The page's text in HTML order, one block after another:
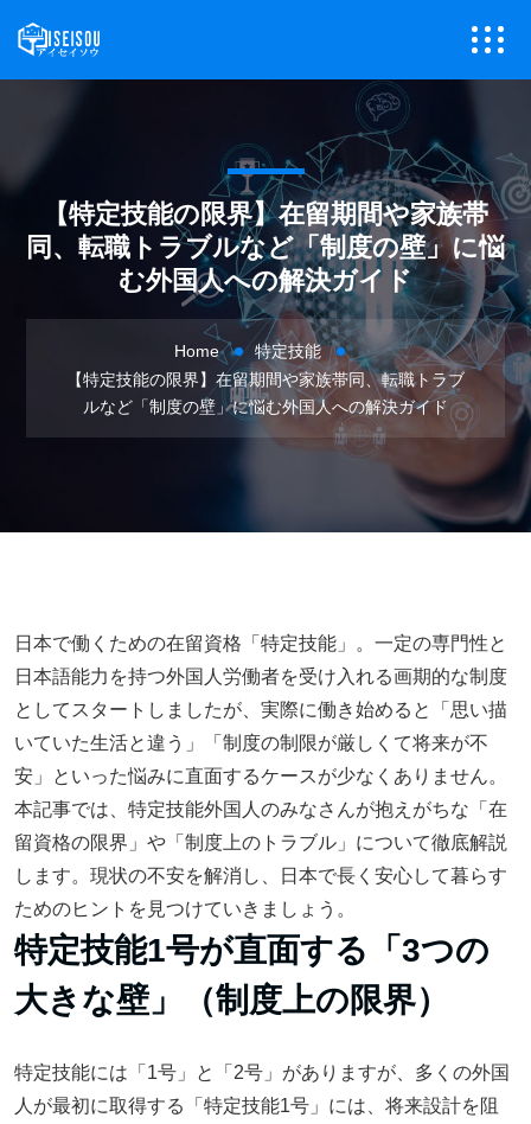
【特定技能の限界】在留期間や家族帯
同、転職トラブルなど「制度の壁」に悩
む外国人への解決ガイド
Home
特定技能
【特定技能の限界】在留期間や家族帯同、転職トラブ
ルなど「制度の壁」に悩む外国人への解決ガイド
日本で働くための在留資格「特定技能」。一定の専門性と
日本語能力を持つ外国人労働者を受け入れる画期的な制度
としてスタートしましたが、実際に働き始めると「思い描
いていた生活と違う」「制度の制限が厳しくて将来が不
安」といった悩みに直面するケースが少なくありません。
本記事では、特定技能外国人のみなさんが抱えがちな「在
留資格の限界」や「制度上のトラブル」について徹底解説
します。現状の不安を解消し、日本で長く安心して暮らす
ためのヒントを見つけていきましょう。
特定技能1号が直面する「3つの
大きな壁」（制度上の限界）
特定技能には「1号」と「2号」がありますが、多くの外国
人が最初に取得する「特定技能1号」には、将来設計を阻